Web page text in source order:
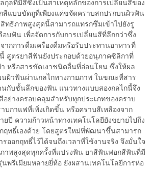
ลกุลที่มีสีซึ่งเป็นสาเหตุหลักของการเปลี่ยนสีของ
สีแบบขัดถูที่เพียงแค่ขจัดคราบสกปรกบนผิวฟัน
ทธิภาพสูงสุดนี้สามารถแทรกซึมเข้าไปยังรู
บฟัน เพื่อจัดการกับการเปลี่ยนสีที่ลึกกว่าซึ่ง
ากการดื่มเครื่องดื่มหรือรับประทานอาหารที่
สูตรยาสีฟันยังประกอบด้วยอนุภาคซิลิกาที่
หรือสารขัดเงาชนิดอื่นที่อ่อนโยน ซึ่งให้ผล
ผิวฟันผ่านกลไกทางกายภาพ ในขณะที่สาร
กับชั้นลึกของฟัน แนวทางแบบสองกลไกนี้จึง
อย่างครอบคลุมสำหรับทุกประเภทของคราบ
บกาแฟที่เพิ่งเกิดขึ้น หรือคราบสีเหลืองจาก
ปี ความก้าวหน้าทางเทคโนโลยียังขยายไปถึง
ฤทธิ์เองด้วย โดยสูตรใหม่ที่พัฒนาขึ้นสามารถ
ออกฤทธิ์ไว้ได้จนถึงเวลาที่ใช้งานจริง จึงมั่นใจ
าพสูงสุดทุกครั้งที่แปรงฟัน ยาสีฟันฟอกสีฟันที่มี
พรีเมียมหลายยี่ห้อ ยังผสานเทคโนโลยีการห่อ